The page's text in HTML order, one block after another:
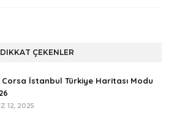
DIKKAT ÇEKENLER
İstanbul Türkiye Haritası Modu
12, 2025